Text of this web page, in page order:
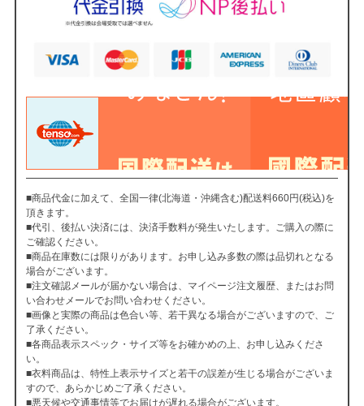
■商品代金に加えて、全国一律(北海道・沖縄含む)配送料660円(税込)を
頂きます。
■代引、後払い決済には、決済手数料が発生いたします。ご購入の際に
ご確認ください。
■商品在庫数には限りがあります。お申し込み多数の際は品切れとなる
場合がございます。
■注文確認メールが届かない場合は、マイページ注文履歴、またはお問
い合わせメールでお問い合わせください。
■画像と実際の商品は色合い等、若干異なる場合がございますので、ご
了承ください。
■各商品表示スペック・サイズ等をお確かめの上、お申し込みくださ
い。
■衣料商品は、特性上表示サイズと若干の誤差が生じる場合がございま
すので、あらかじめご了承ください。
■悪天候や交通事情等でお届けが遅れる場合がございます。